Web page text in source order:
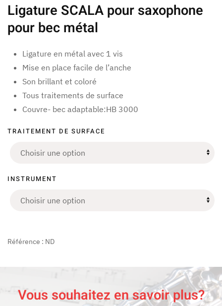
Ligature SCALA pour saxophone
pour bec métal
Ligature en métal avec 1 vis
Mise en place facile de l’anche
Son brillant et coloré
Tous traitements de surface
Couvre- bec adaptable:HB 3000
TRAITEMENT DE SURFACE
INSTRUMENT
Référence : ND
Vous souhaitez en savoir plus?